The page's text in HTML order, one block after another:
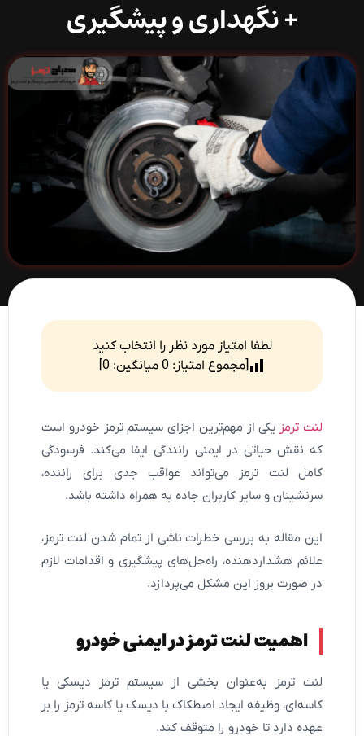
+ نگهداری و پیشگیری
لطفا امتیاز مورد نظر را انتخاب کنید
[مجموع امتیاز: 0 میانگین: 0
]
لنت ترمز یکی از مهم‌ترین اجزای سیستم ترمز خودرو است
که نقش حیاتی در ایمنی رانندگی ایفا می‌کند. فرسودگی
کامل لنت ترمز می‌تواند عواقب جدی برای راننده،
سرنشینان و سایر کاربران جاده به همراه داشته باشد.
این مقاله به بررسی خطرات ناشی از تمام شدن لنت ترمز،
علائم هشداردهنده، راه‌حل‌های پیشگیری و اقدامات لازم
در صورت بروز این مشکل می‌پردازد.
اهمیت لنت ترمز در ایمنی خودرو
لنت ترمز به‌عنوان بخشی از سیستم ترمز دیسکی یا
کاسه‌ای، وظیفه ایجاد اصطکاک با دیسک یا کاسه ترمز را بر
عهده دارد تا خودرو را متوقف کند.